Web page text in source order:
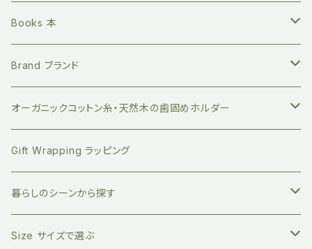
繰り返し長く使える ステンレスボトル
地球にやさしい 竹歯ブラシ
持ち運びに便利 竹歯ブラシケース
竹のデンタルスティックフロス
小分けに便利 ベジバッグ
繰り返し使える ストロー
オーガニックコットン100% エコバッグ
自然素材のキッチン用品
Books 本
絵本 赤ちゃん向け
絵本 お子さまへ
絵本 大人向け
英語の絵本 (日本語CD付き)
バイリンガル絵本(英語と日本語)
Brand ブランド
FUB ファブ
EAST END HIGHLANDERS
SLEEP NO MORE スリープノーモア
Zoologia ズーロジア
オーガニックコットン糸・天然木の歯固めホルダー
おしゃぶり・おもちゃホルダー
マグホルダー
マルチホルダー
Gift Wrapping ラッピング
暮らしのシーンから探す
地球にやさしく暮らす
Size サイズで選ぶ